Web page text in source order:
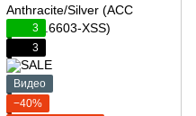
3
3
Видео
−40%